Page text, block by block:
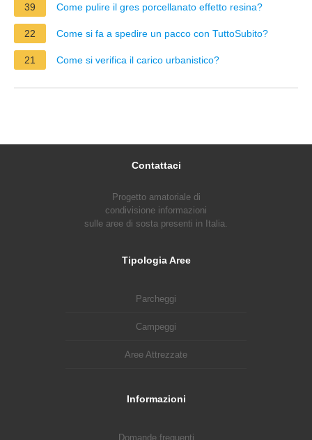
39 Come pulire il gres porcellanato effetto resina?
22 Come si fa a spedire un pacco con TuttoSubito?
21 Come si verifica il carico urbanistico?
Contattaci
Progetto amatoriale di
condivisione informazioni
sulle aree di sosta presenti in Italia.
Tipologia Aree
Parcheggi
Campeggi
Aree Attrezzate
Informazioni
Domande frequenti